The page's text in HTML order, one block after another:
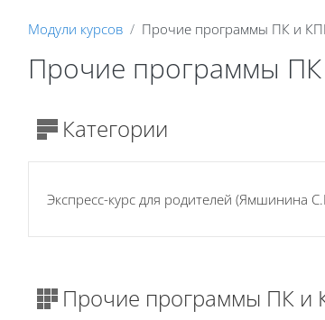
Модули курсов Прочие программы ПК и
Прочие программы
БлокиКатегории
Экспресс-курс для родителей (Ямшинина
Прочие программы ПК и